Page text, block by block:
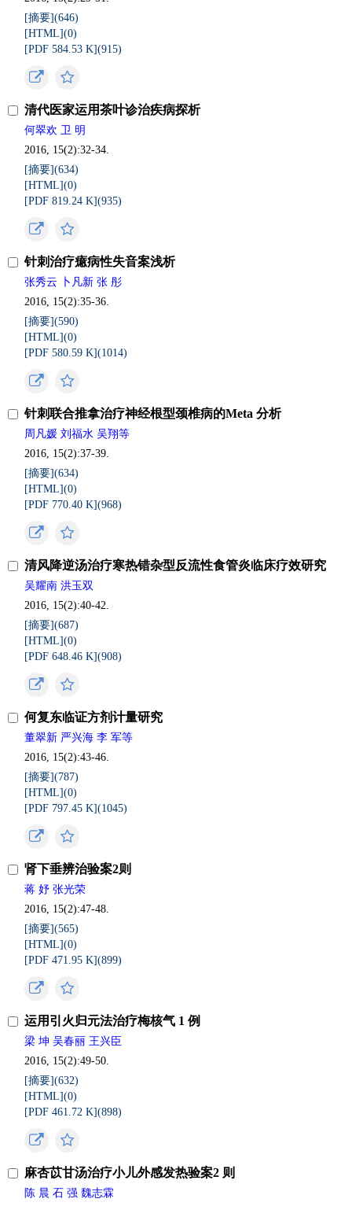
[摘要](646)
[HTML](0)
[PDF 584.53 K](915)
清代医家运用茶叶诊治疾病探析
何翠欢 卫 明
2016, 15(2):32-34.
[摘要](634)
[HTML](0)
[PDF 819.24 K](935)
针刺治疗癔病性失音案浅析
张秀云 卜凡新 张 彤
2016, 15(2):35-36.
[摘要](590)
[HTML](0)
[PDF 580.59 K](1014)
针刺联合推拿治疗神经根型颈椎病的Meta 分析
周凡媛 刘福水 吴翔等
2016, 15(2):37-39.
[摘要](634)
[HTML](0)
[PDF 770.40 K](968)
清风降逆汤治疗寒热错杂型反流性食管炎临床疗效研究
吴耀南 洪玉双
2016, 15(2):40-42.
[摘要](687)
[HTML](0)
[PDF 648.46 K](908)
何复东临证方剂计量研究
董翠新 严兴海 李 军等
2016, 15(2):43-46.
[摘要](787)
[HTML](0)
[PDF 797.45 K](1045)
肾下垂辨治验案2则
蒋 妤 张光荣
2016, 15(2):47-48.
[摘要](565)
[HTML](0)
[PDF 471.95 K](899)
运用引火归元法治疗梅核气 1 例
梁 坤 吴春丽 王兴臣
2016, 15(2):49-50.
[摘要](632)
[HTML](0)
[PDF 461.72 K](898)
麻杏苡甘汤治疗小儿外感发热验案2 则
陈 晨 石 强 魏志霖